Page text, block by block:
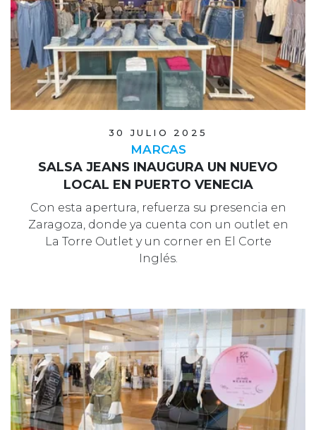
30 JULIO 2025
MARCAS
SALSA JEANS INAUGURA UN NUEVO
LOCAL EN PUERTO VENECIA
Con esta apertura, refuerza su presencia en
Zaragoza, donde ya cuenta con un outlet en
La Torre Outlet y un corner en El Corte
Inglés.